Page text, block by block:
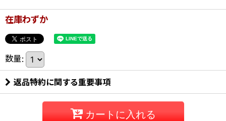
在庫わずか
数量:
返品特約に関する重要事項
カートに入れる